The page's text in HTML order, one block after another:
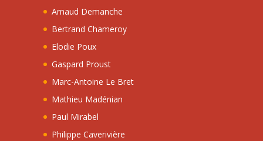
Arnaud Demanche
Bertrand Chameroy
Elodie Poux
Gaspard Proust
Marc-Antoine Le Bret
Mathieu Madénian
Paul Mirabel
Philippe Caverivière